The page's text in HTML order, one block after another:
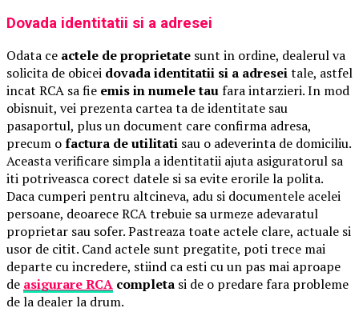
Dovada identitatii si a adresei
Odata ce actele de proprietate sunt in ordine, dealerul va
solicita de obicei dovada identitatii si a adreseitale, astfel
incat RCA sa fie emis in numele taufara intarzieri. In mod
obisnuit, vei prezenta cartea ta de identitate sau
pasaportul, plus un document care confirma adresa,
precum ofactura de utilitati sau o adeverinta de domiciliu.
Aceasta verificare simpla a identitatii ajuta asiguratorul sa
iti potriveasca corect datele si sa evite erorile la polita.
Daca cumperi pentru altcineva, adu si documentele acelei
persoane, deoarece RCA trebuie sa urmeze adevaratul
proprietar sau sofer. Pastreaza toate actele clare, actuale si
usor de citit. Cand actele sunt pregatite, poti trece mai
departe cu incredere, stiind ca esti cu un pas mai aproape
de asigurare RCA completa si de o predare fara probleme
de la dealer la drum.